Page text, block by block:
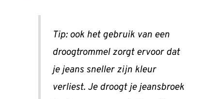
Tip: ook het gebruik van een
droogtrommel zorgt ervoor dat
je jeans sneller zijn kleur
verliest. Je droogt je jeansbroek